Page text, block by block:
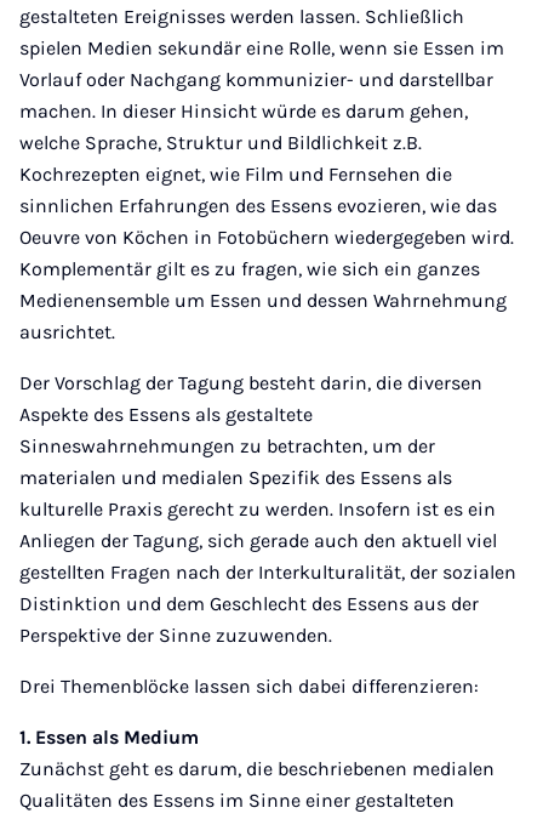
gestalteten Ereignisses werden lassen. Schließlich
spielen Medien sekundär eine Rolle, wenn sie Essen im
Vorlauf oder Nachgang kommunizier- und darstellbar
machen. In dieser Hinsicht würde es darum gehen,
welche Sprache, Struktur und Bildlichkeit z.B.
Kochrezepten eignet, wie Film und Fernsehen die
sinnlichen Erfahrungen des Essens evozieren, wie das
Oeuvre von Köchen in Fotobüchern wiedergegeben wird.
Komplementär gilt es zu fragen, wie sich ein ganzes
Medienensemble um Essen und dessen Wahrnehmung
ausrichtet.
Der Vorschlag der Tagung besteht darin, die diversen
Aspekte des Essens als gestaltete
Sinneswahrnehmungen zu betrachten, um der
materialen und medialen Spezifik des Essens als
kulturelle Praxis gerecht zu werden. Insofern ist es ein
Anliegen der Tagung, sich gerade auch den aktuell viel
gestellten Fragen nach der Interkulturalität, der sozialen
Distinktion und dem Geschlecht des Essens aus der
Perspektive der Sinne zuzuwenden.
Drei Themenblöcke lassen sich dabei differenzieren:
1. Essen als Medium
Zunächst geht es darum, die beschriebenen medialen
Qualitäten des Essens im Sinne einer gestalteten